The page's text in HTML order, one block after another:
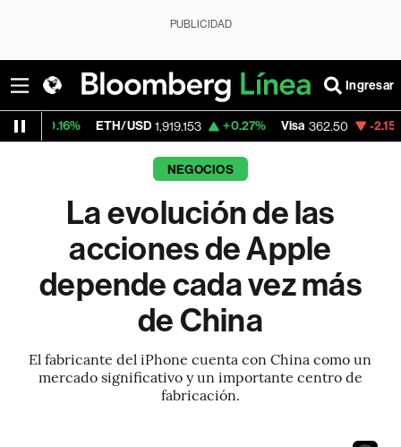
PUBLICIDAD
Ingresar
ETH/USD 1,919.153 +0.27% Visa 362.50 -2.15%
NEGOCIOS
La evolución de las
acciones de Apple
depende cada vez más
de China
El fabricante del iPhone cuenta con China como un
mercado significativo y un importante centro de
fabricación.